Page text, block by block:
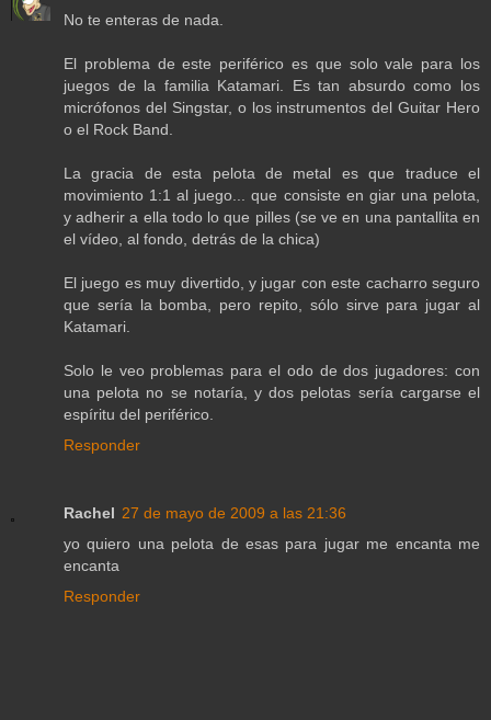
No te enteras de nada.
El problema de este periférico es que solo vale para los
juegos de la familia Katamari. Es tan absurdo como los
micrófonos del Singstar, o los instrumentos del Guitar Hero
o el Rock Band.
La gracia de esta pelota de metal es que traduce el
movimiento 1:1 al juego... que consiste en giar una pelota,
y adherir a ella todo lo que pilles (se ve en una pantallita en
el vídeo, al fondo, detrás de la chica)
El juego es muy divertido, y jugar con este cacharro seguro
que sería la bomba, pero repito, sólo sirve para jugar al
Katamari.
Solo le veo problemas para el odo de dos jugadores: con
una pelota no se notaría, y dos pelotas sería cargarse el
espíritu del periférico.
Responder
Rachel 27 de mayo de 2009 a las 21:36
yo quiero una pelota de esas para jugar me encanta me
encanta
Responder